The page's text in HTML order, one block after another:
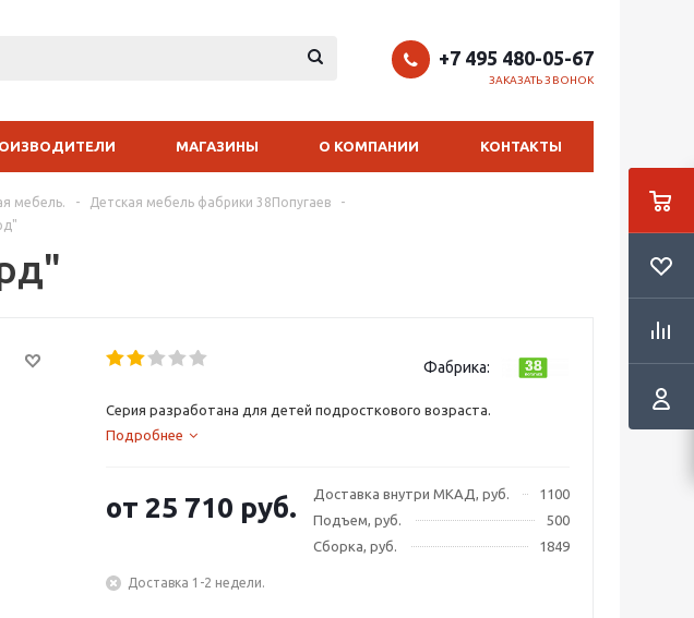
+7 495 480-05-67
ЗАКАЗАТЬ ЗВОНОК
МАГАЗИНЫ О КОМПАНИИ КОНТАКТЫ
мебель. - Детская мебель фабрики 38Попугаев
-
Фабрика:
Серия разработана для детей подросткового возраста.
Подробнее
Доставка внутри МКАД, руб.
1100
Подъем, руб.
500
Сборка, руб.
1849
от 25 710 руб.
Доставка 1-2 недели.